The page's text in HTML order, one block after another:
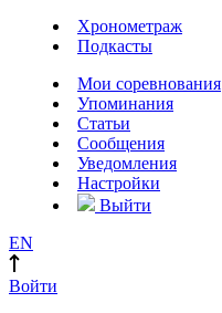
Хронометраж
Подкасты
Мои соревнования
Упоминания
Статьи
Сообщения
Уведомления
Настройки
Выйти
EN
Войти